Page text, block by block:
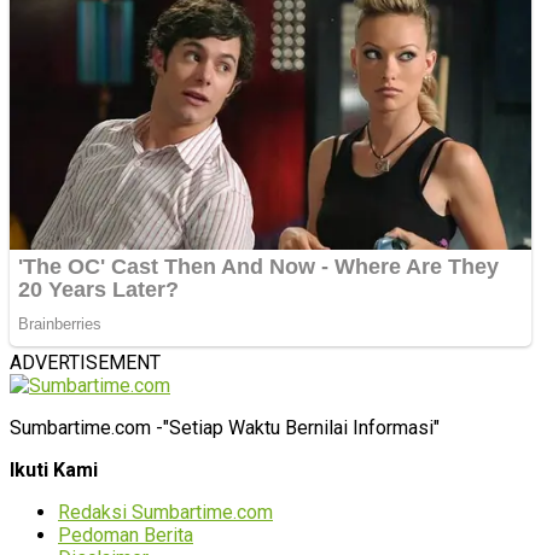
ADVERTISEMENT
Sumbartime.com -"Setiap Waktu Bernilai Informasi"
Ikuti Kami
Redaksi Sumbartime.com
Pedoman Berita